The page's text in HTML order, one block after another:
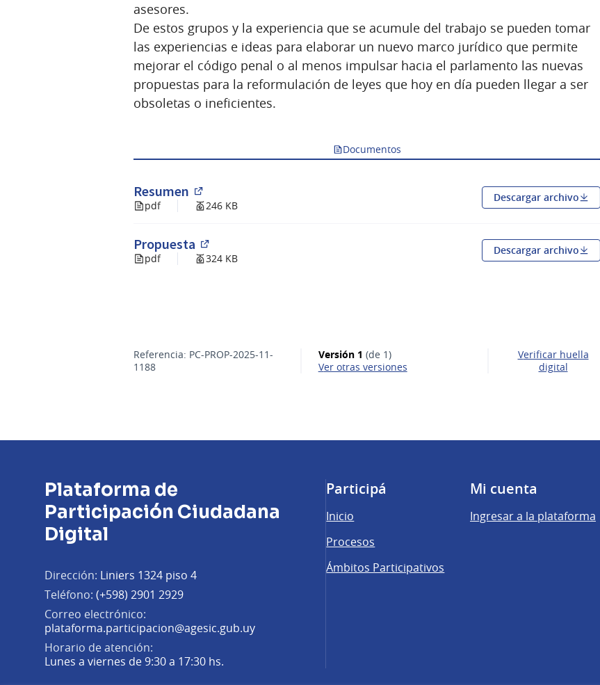
asesores.
De estos grupos y la experiencia que se acumule del trabajo se pueden tomar
las experiencias e ideas para elaborar un nuevo marco jurídico que permite
mejorar el código penal o al menos impulsar hacia el parlamento las nuevas
propuestas para la reformulación de leyes que hoy en día pueden llegar a ser
obsoletas o ineficientes.
Documentos
Resumen
(Abrir en una pestaña nueva)
pdf 246 KB
Descargar archivo
Propuesta
(Abrir en una pestaña nueva)
pdf 324 KB
Descargar archivo
Referencia: PC-PROP-2025-11-
1188
Versión 1 (de 1)
ver otras versiones
Verificar huella
digital
Plataforma de
Participación Ciudadana
Digital
Dirección: Liniers 1324 piso 4
Teléfono: (+598) 2901 2929
Correo electrónico:
plataforma.participacion@agesic.gub.uy(Abrir en una pestaña nueva)
Horario de atención:
Lunes a viernes de 9:30 a 17:30 hs.
Participá
Inicio
Procesos
Ámbitos Participativos
Mi cuenta
Ingresar a la plataforma